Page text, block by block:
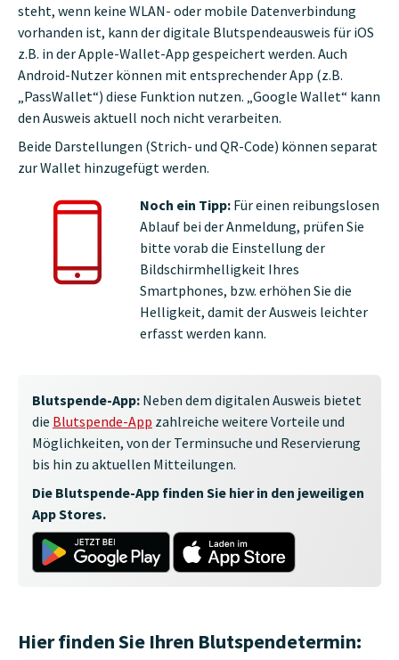
steht, wenn keine WLAN- oder mobile Datenverbindung
vorhanden ist, kann der digitale Blutspendeausweis für iOS
z.B. in der Apple-Wallet-App gespeichert werden. Auch
Android-Nutzer können mit entsprechender App (z.B.
„PassWallet“) diese Funktion nutzen. „Google Wallet“ kann
den Ausweis aktuell noch nicht verarbeiten.
Beide Darstellungen (Strich- und QR-Code) können separat
zur Wallet hinzugefügt werden.
Noch ein Tipp: Für einen reibungslosen
Ablauf bei der Anmeldung, prüfen Sie
bitte vorab die Einstellung der
Bildschirmhelligkeit Ihres
Smartphones, bzw. erhöhen Sie die
Helligkeit, damit der Ausweis leichter
erfasst werden kann.
Blutspende-App: Neben dem digitalen Ausweis bietet
die Blutspende-App zahlreiche weitere Vorteile und
Möglichkeiten, von der Terminsuche und Reservierung
bis hin zu aktuellen Mitteilungen.
Die Blutspende-App finden Sie hier in den jeweiligen
App Stores.
Hier finden Sie Ihren Blutspendetermin: